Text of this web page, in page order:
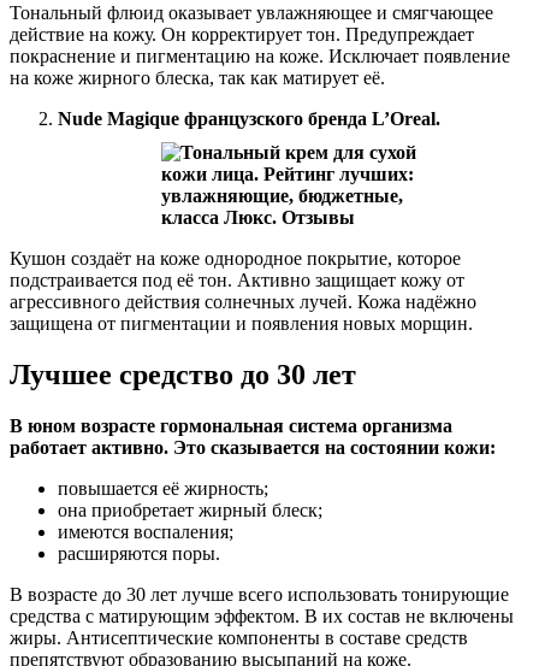
Тональный флюид оказывает увлажняющее и смягчающее
действие на кожу. Он корректирует тон. Предупреждает
покраснение и пигментацию на коже. Исключает появление
на коже жирного блеска, так как матирует её.
Nude Magique французского бренда L’Oreal.
Кушон создаёт на коже однородное покрытие, которое
подстраивается под её тон. Активно защищает кожу от
агрессивного действия солнечных лучей. Кожа надёжно
защищена от пигментации и появления новых морщин.
Лучшее средство до 30 лет
В юном возрасте гормональная система организма
работает активно. Это сказывается на состоянии кожи:
повышается её жирность;
она приобретает жирный блеск;
имеются воспаления;
расширяются поры.
В возрасте до 30 лет лучше всего использовать тонирующие
средства с матирующим эффектом. В их состав не включены
жиры. Антисептические компоненты в составе средств
препятствуют образованию высыпаний на коже.